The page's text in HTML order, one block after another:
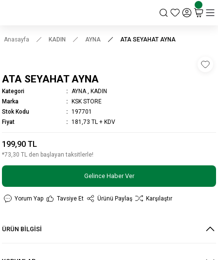
Anasayfa KADIN AYNA ATA SEYAHAT AYNA
ATA SEYAHAT AYNA
Kategori AYNA
KADIN
Marka
KSK STORE
Stok Kodu
197701
Fiyat
181,73 TL + KDV
199,90 TL
*73,30 TL den başlayan taksitlerle!
Gelince Haber Ver
Yorum Yap Tavsiye Et Ürünü Paylaş Karşılaştır
ÜRÜN BİLGİSİ